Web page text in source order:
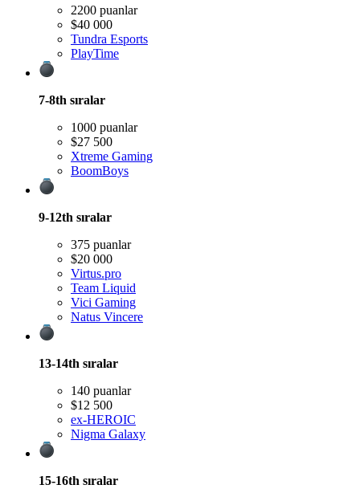
2200 puanlar
$40 000
Tundra Esports
PlayTime
7-8th sıralar
1000 puanlar
$27 500
Xtreme Gaming
BoomBoys
9-12th sıralar
375 puanlar
$20 000
Virtus.pro
Team Liquid
Vici Gaming
Natus Vincere
13-14th sıralar
140 puanlar
$12 500
ex-HEROIC
Nigma Galaxy
15-16th sıralar